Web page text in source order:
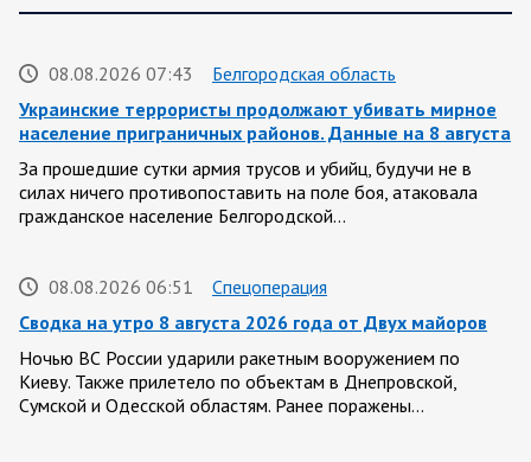
08.08.2026 07:43
Белгородская область
Украинские террористы продолжают убивать мирное
население приграничных районов. Данные на 8 августа
За прошедшие сутки армия трусов и убийц, будучи не в
силах ничего противопоставить на поле боя, атаковала
гражданское население Белгородской…
08.08.2026 06:51
Спецоперация
Сводка на утро 8 августа 2026 года от Двух майоров
Ночью ВС России ударили ракетным вооружением по
Киеву. Также прилетело по объектам в Днепровской,
Сумской и Одесской областям. Ранее поражены…